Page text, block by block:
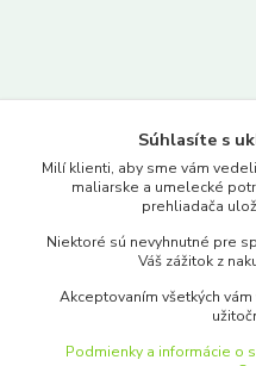
www.merkantil.sk
Pondelok-Piatok: 9.00-17.00hod.
objednavky@merkantil-
Súhlasíte s
Milí klienti, aby sme vám
maliarske a umelecké
prehliadača
Niektoré sú nevyhnutné pre
Váš zážitok z
Akceptovaním všetkých
Podmienky a informácie o